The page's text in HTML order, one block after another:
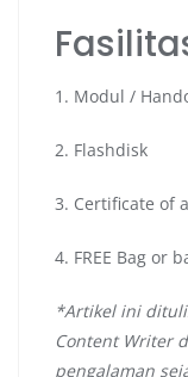
1. Modul /
2. Flashdisk
3. Certificate of
4. FREE Bag or
*Artikel ini
Content Writer
pengalaman